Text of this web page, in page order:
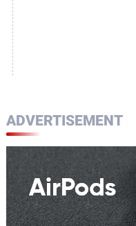
ADVERTISEMENT